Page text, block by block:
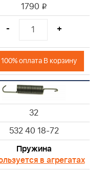
1790 i
- +
оплата В корзину
32
532 40 18-72
Пружина
в агрегатах